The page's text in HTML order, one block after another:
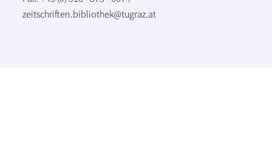
zeitschriften.bibliothek@tugraz.at